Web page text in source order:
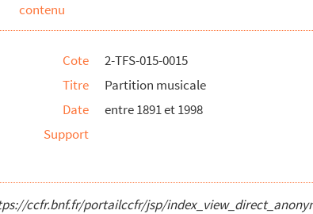
en 4 actes
contenu
Cote
2-TFS-015-0015
Titre
Partition musicale
Date
entre 1891 et 1998
Support
ccfr.bnf.fr/portailccfr/jsp/